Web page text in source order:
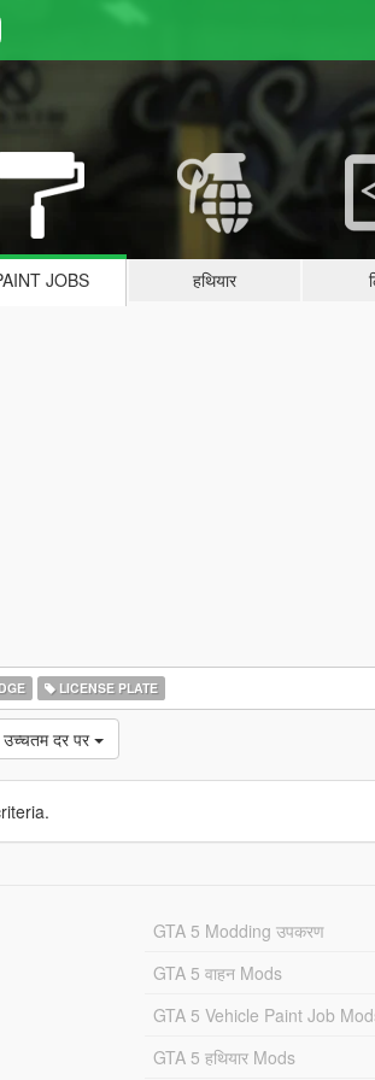
JOBS हथियार
LICENSE PLATE
उच्चतम दर पर
GTA 5 Modding उपकरण
GTA 5 वाहन Mods
GTA 5 Vehicle Paint Job
GTA 5 हथियार Mods